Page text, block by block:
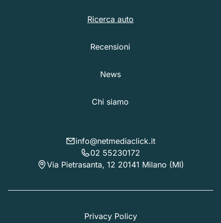
Ricerca auto
Recensioni
News
Chi siamo
info@netmediaclick.it
02 55230172
Via Pietrasanta, 12 20141 Milano (MI)
Privacy Policy